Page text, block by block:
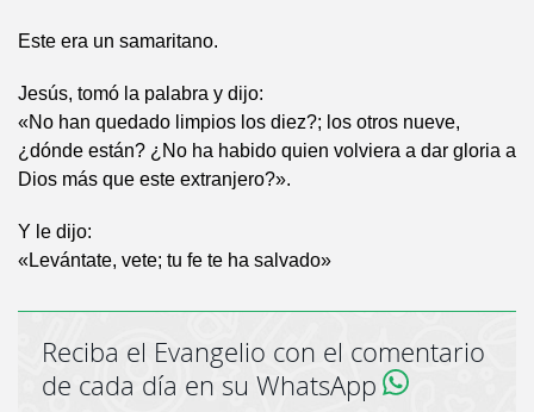
Este era un samaritano.
Jesús, tomó la palabra y dijo:
«No han quedado limpios los diez?; los otros nueve,
¿dónde están? ¿No ha habido quien volviera a dar gloria a
Dios más que este extranjero?».
Y le dijo:
«Levántate, vete; tu fe te ha salvado»
Reciba el Evangelio con el comentario
de cada día en su WhatsApp